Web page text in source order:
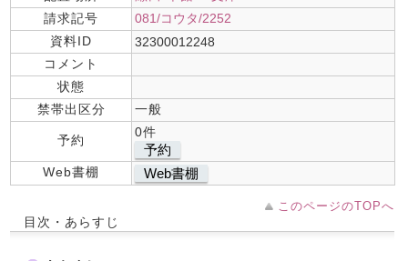
請求記号
081/コウタ/2252
資料ID
32300012248
コメント
状態
禁帯出区分
一般
予約
0件
予約
Web書棚 Web書棚
このページのTOPへ
目次・あらすじ